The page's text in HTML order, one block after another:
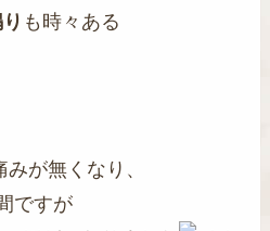
も時々ある
が無くなり、
ですが